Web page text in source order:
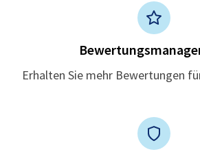
Erhalten Sie mehr Bewertungen